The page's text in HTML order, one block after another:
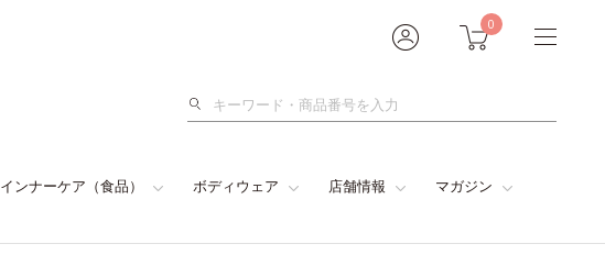
0
検
インナーケア（食品） ボディウェア 店舗情報 マガジン